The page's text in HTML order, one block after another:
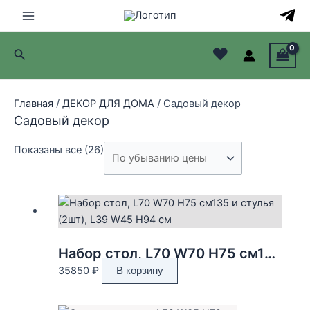
Main
Menu
Поиск ♥
Главная / ДЕКОР ДЛЯ ДОМА / Садовый декор
Садовый декор
Показаны все (26)
по
Набор стол, L70 W70 H75 см135 и стулья (2шт), L39 W45 H94 см
35850 ₽ В корзину